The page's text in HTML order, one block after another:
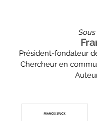
Président-fondateur
Chercheur en